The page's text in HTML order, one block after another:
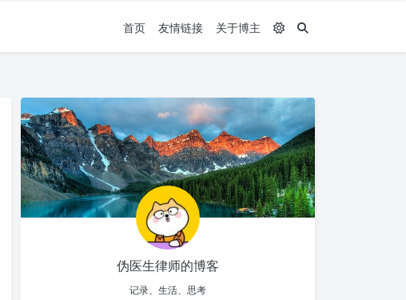
首页 友情链接 关于博主
伪医生律师的博客
记录、生活、思考